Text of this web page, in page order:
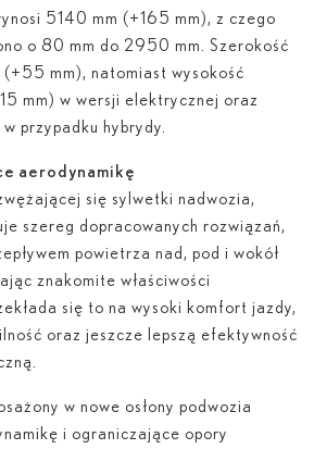
5140 mm (+165 mm), z czego
o 80 mm do 2950 mm. Szerokość
mm), natomiast wysokość
mm) w wersji elektrycznej oraz
przypadku hybrydy.
aerodynamikę
się sylwetki nadwozia,
szereg dopracowanych rozwiązań,
powietrza nad, pod i wokół
znakomite właściwości
się to na wysoki komfort jazdy,
oraz jeszcze lepszą efektywność
w nowe osłony podwozia
i ograniczające opory